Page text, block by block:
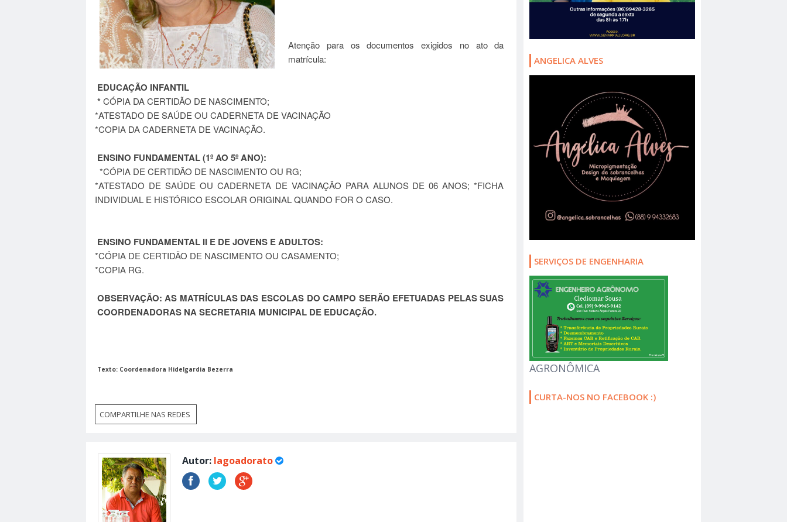
Atenção para os documentos exigidos no ato da
matrícula:
EDUCAÇÃO INFANTIL
* CÓPIA DA CERTIDÃO DE NASCIMENTO;
*ATESTADO DE SAÚDE OU CADERNETA DE VACINAÇÃO
*COPIA DA CADERNETA DE VACINAÇÃO.
ENSINO FUNDAMENTAL (1º AO 5º ANO):
*CÓPIA DE CERTIDÃO DE NASCIMENTO OU RG;
*ATESTADO DE SAÚDE OU CADERNETA DE VACINAÇÃO PARA ALUNOS DE 06 ANOS; *FICHA
INDIVIDUAL E HISTÓRICO ESCOLAR ORIGINAL QUANDO FOR O CASO.
ENSINO FUNDAMENTAL II E DE JOVENS E ADULTOS:
*CÓPIA DE CERTIDÃO DE NASCIMENTO OU CASAMENTO;
*COPIA RG.
OBSERVAÇÃO: AS MATRÍCULAS DAS ESCOLAS DO CAMPO SERÃO EFETUADAS PELAS SUAS
COORDENADORAS NA SECRETARIA MUNICIPAL DE EDUCAÇÃO.
Texto: Coordenadora Hidelgardia Bezerra
COMPARTILHE NAS REDES
Autor: lagoadorato
ANGELICA ALVES
SERVIÇOS DE ENGENHARIA
AGRONÔMICA
CURTA-NOS NO FACEBOOK :)